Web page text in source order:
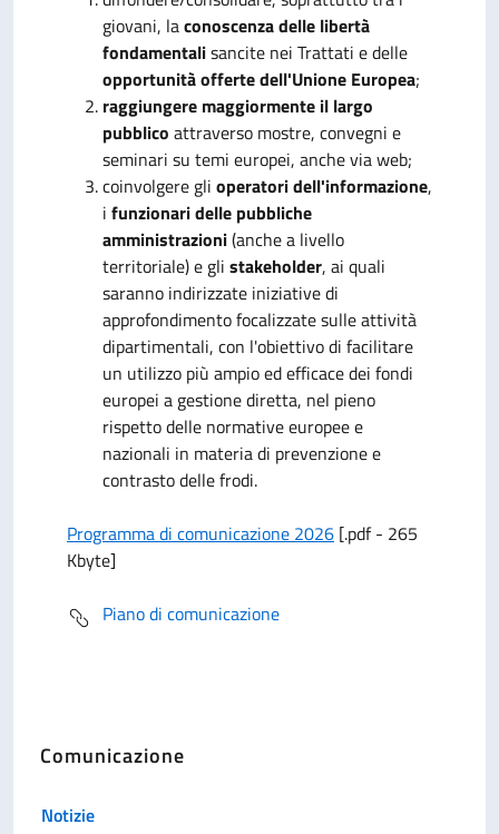
giovani, laconoscenza delle libertà
fondamentalisancite nei Trattati e delle
opportunità offerte dell'Unione Europea;
raggiungere maggiormente il largo
pubblico attraverso mostre, convegni e
seminari su temi europei, anche via web;
coinvolgere gli operatori dell'informazione,
i funzionari delle pubbliche
amministrazioni(anche a livello
territoriale) e gli stakeholder, ai quali
saranno indirizzate iniziative di
approfondimento focalizzate sulle attività
dipartimentali, con l'obiettivo di facilitare
un utilizzo più ampio ed efficace dei fondi
europei a gestione diretta, nel pieno
rispetto delle normative europee e
nazionali in materia di prevenzione e
contrasto delle frodi.
Programma di comunicazione 2026 [.pdf - 265
Kbyte]
Piano di comunicazione
Comunicazione
Notizie